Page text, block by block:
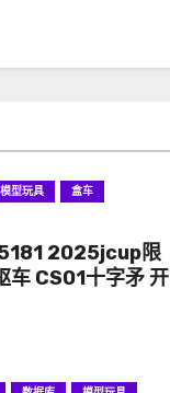
模型玩具
盒车
2025jcup限
车 CS01十字矛 开